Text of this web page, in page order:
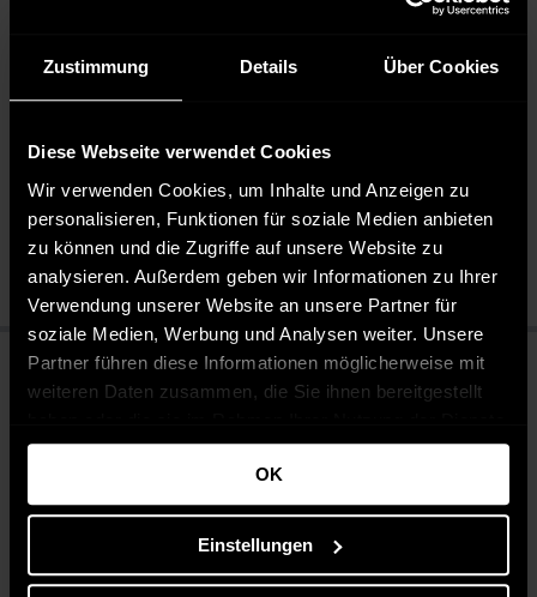
Zustimmung Details Über Cookies
Diese Webseite verwendet Cookies
Wir verwenden Cookies, um Inhalte und Anzeigen zu
personalisieren, Funktionen für soziale Medien anbieten
zu können und die Zugriffe auf unsere Website zu
analysieren. Außerdem geben wir Informationen zu Ihrer
Verwendung unserer Website an unsere Partner für
soziale Medien, Werbung und Analysen weiter. Unsere
Partner führen diese Informationen möglicherweise mit
weiteren Daten zusammen, die Sie ihnen bereitgestellt
gesammelt haben.
OK
Einstellungen
Pflegeleicht 30 °C
Nicht chemisch reinigen
Liegend trocknen im Schatten
Bügeln mit mittlerer Temperatur